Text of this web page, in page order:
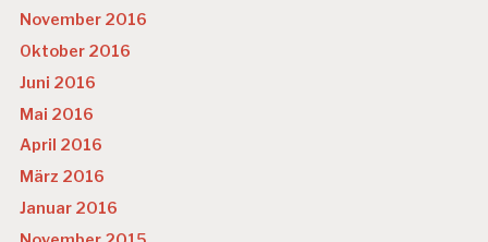
November 2016
Oktober 2016
Juni 2016
Mai 2016
April 2016
März 2016
Januar 2016